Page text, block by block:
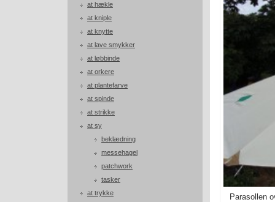
at hækle
at kniple
at knytte
at lave smykker
at løbbinde
at orkere
at plantefarve
at spinde
at strikke
at sy
beklædning
messehagel
patchwork
tasker
at trykke
Parasollen